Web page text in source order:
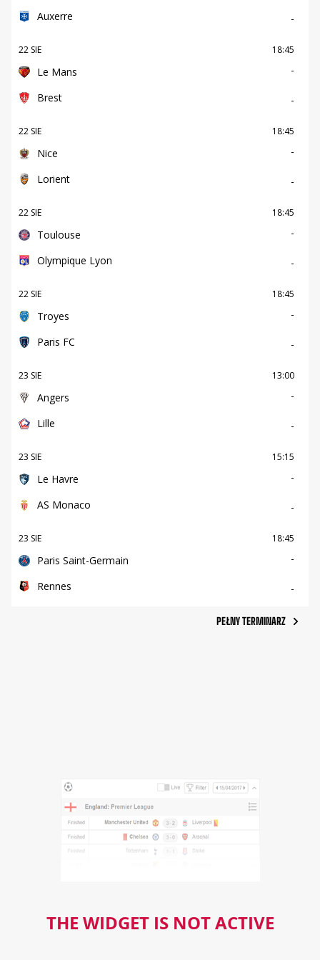
Auxerre -
22 SIE 18:45
Le Mans
Brest
-
-
22 SIE 18:45
Nice
Lorient
-
-
22 SIE 18:45
Toulouse
Olympique Lyon
-
-
22 SIE 18:45
Troyes
Paris FC
-
-
23 SIE 13:00
Angers
Lille
-
-
23 SIE 15:15
Le Havre
AS Monaco
-
-
23 SIE 18:45
Paris Saint-Germain
Rennes
-
-
PEŁNY TERMINARZ
THE WIDGET IS NOT ACTIVE